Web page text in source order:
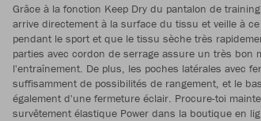
Grâce à la fonction Keep Dry du pantalon de
arrive directement à la surface du tissu et veille à
pendant le sport et que le tissu sèche très
parties avec cordon de serrage assure un très bon
l'entraînement. De plus, les poches latérales avec
suffisamment de possibilités de rangement, et le
également d'une fermeture éclair. Procure-toi
survêtement élastique Power dans la boutique en